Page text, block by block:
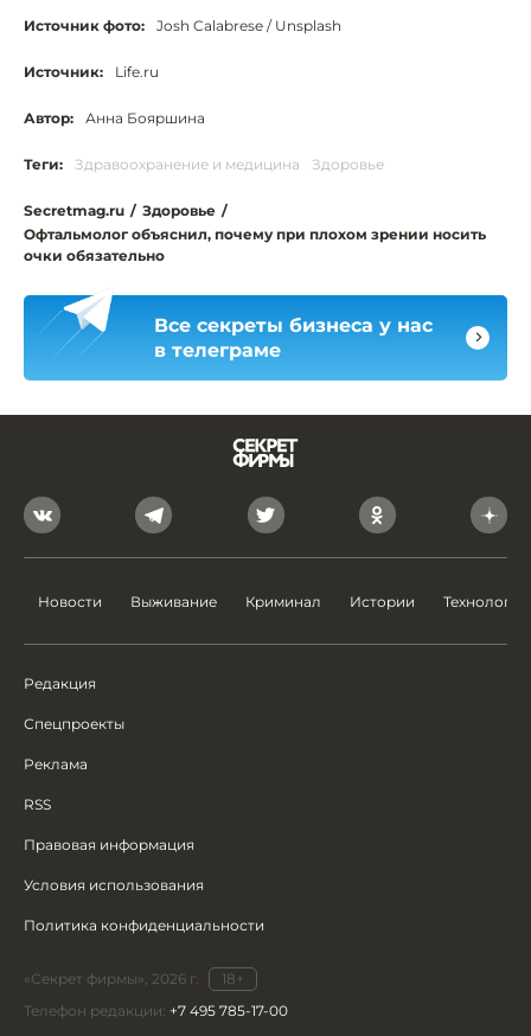
Источник фото: Josh Calabrese / Unsplash
Источник: Life.ru
Автор: Анна Бояршина
Теги: Здравоохранение и медицина Здоровье
Secretmag.ru / Здоровье /
Офтальмолог объяснил, почему при плохом зрении носить
очки обязательно
Все секреты бизнеса у нас
в телеграме
Новости Выживание Криминал Истории Технологии
Редакция
Спецпроекты
Реклама
RSS
Правовая информация
Условия использования
Политика конфиденциальности
«Секрет фирмы», 2026 г.
18+
Телефон редакции: +7 495 785-17-00